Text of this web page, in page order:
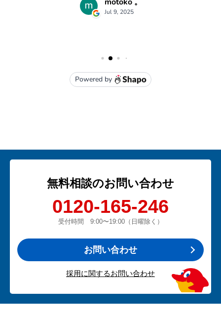
無料相談のお問い合わせ
0120-165-246
受付時間 9:00〜19:00（日曜除く）
お問い合わせ
採用に関するお問い合わせ